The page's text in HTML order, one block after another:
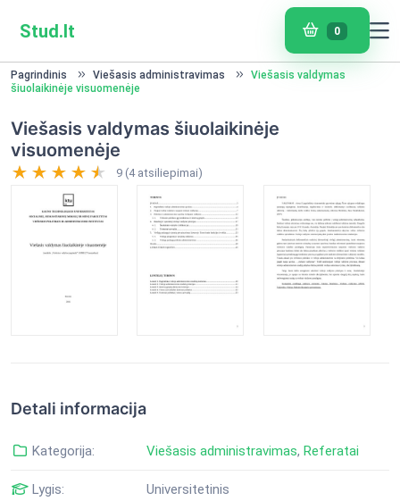
Stud.lt 0
Pagrindinis Viešasis administravimas
Viešasis valdymas
šiuolaikinėje visuomenėje
Viešasis valdymas šiuolaikinėje
visuomenėje
9 (4 atsiliepimai)
Detali informacija
Kategorija: Viešasis administravimas, Referatai
Lygis: Universitetinis